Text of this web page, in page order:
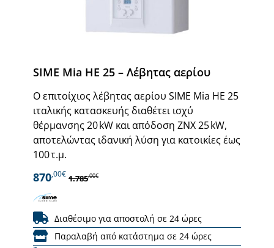
SIME Mia HE 25 – Λέβητας αερίου
Ο επιτοίχιος λέβητας αερίου SIME Mia HE 25
ιταλικής κατασκευής διαθέτει ισχύ
θέρμανσης 20 kW και απόδοση ΖΝΧ 25 kW,
αποτελώντας ιδανική λύση για κατοικίες έως
100 τ.μ.
870,00€ 1.785,00€
Διαθέσιμο για αποστολή σε 24 ώρες
Παραλαβή από κατάστημα σε 24 ώρες